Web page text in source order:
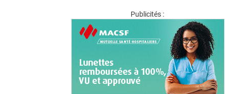
Publicités :